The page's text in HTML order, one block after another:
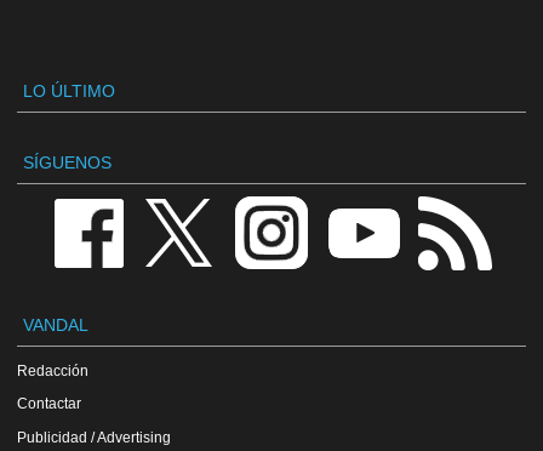
LO ÚLTIMO
SÍGUENOS
VANDAL
Redacción
Contactar
Publicidad / Advertising